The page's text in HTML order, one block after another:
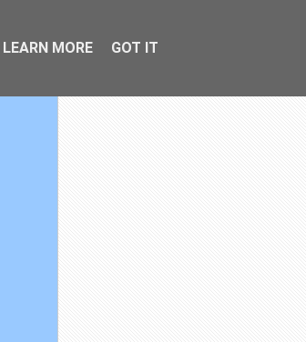
LEARN MORE GOT IT